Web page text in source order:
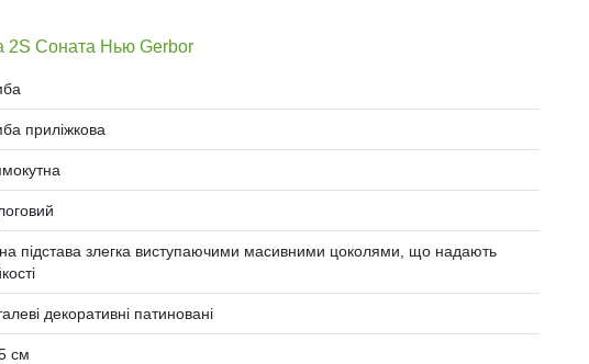
2S Соната Нью Gerbor
приліжкова
підстава злегка виступаючими масивними цоколями, що надають
декоративні патиновані
см